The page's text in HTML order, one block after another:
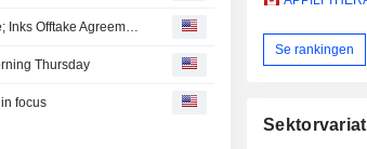
Thursday
focus
Se rankingen